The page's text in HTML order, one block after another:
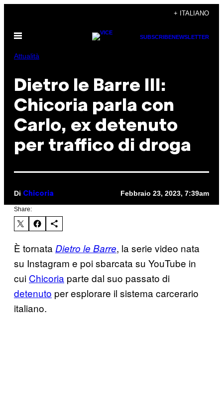
contenuto
+ ITALIANO
Apri
SUBSCRIBENEWSLETTER
Attualità
Dietro le Barre III:
Chicoria parla con
Carlo, ex detenuto
per traffico di droga
Di Chicoria Febbraio 23, 2023, 7:39am
Share:
È tornata Dietro le Barre, la serie video nata
su Instagram e poi sbarcata su YouTube in
cui Chicoria parte dal suo passato di
detenuto per esplorare il sistema carcerario
italiano.